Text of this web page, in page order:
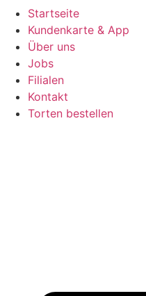
Startseite
Kundenkarte & App
Über uns
Jobs
Filialen
Kontakt
Torten bestellen